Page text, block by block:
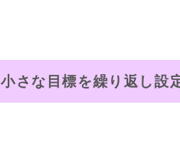
小さな目標を繰り返し設